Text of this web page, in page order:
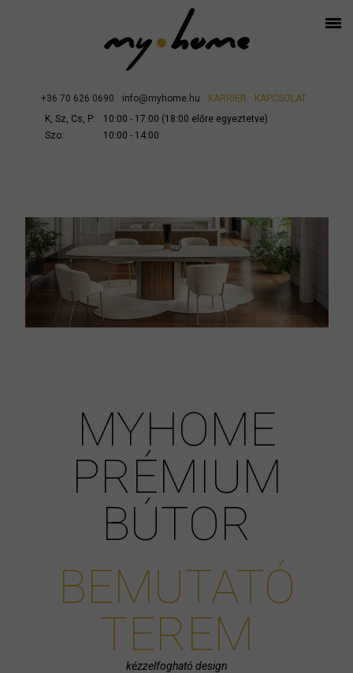
+36 70 626 0690 info@myhome.hu KARRIER
KAPCSOLAT
K, Sz, Cs, P:
10:00 - 17:00 (18:00 előre egyeztetve)
Szo:
10:00 - 14:00
MYHOME
PRÉMIUM
BÚTOR
BEMUTATÓ
TEREM
kézzelfogható design